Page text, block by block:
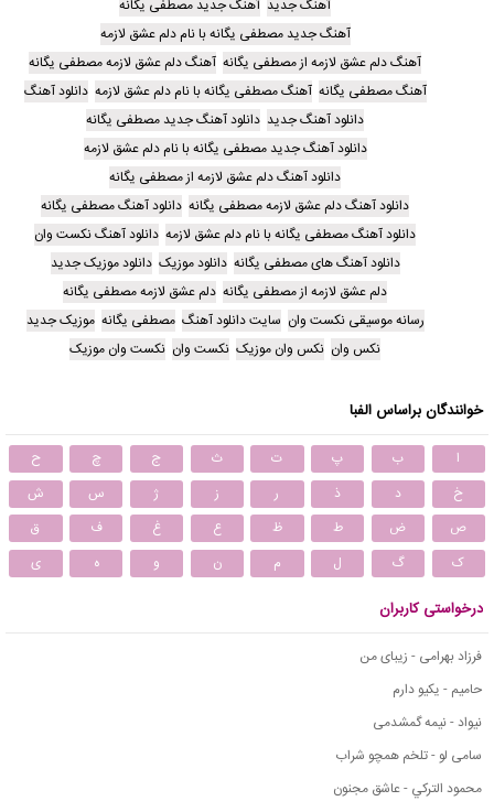
آهنگ جدید آهنگ جدید مصطفی یگانه
آهنگ جدید مصطفی یگانه با نام دلم عشق لازمه
آهنگ دلم عشق لازمه از مصطفی یگانه آهنگ دلم عشق لازمه مصطفی یگانه
آهنگ مصطفی یگانه آهنگ مصطفی یگانه با نام دلم عشق لازمه دانلود آهنگ
دانلود آهنگ جدید دانلود آهنگ جدید مصطفی یگانه
دانلود آهنگ جدید مصطفی یگانه با نام دلم عشق لازمه
دانلود آهنگ دلم عشق لازمه از مصطفی یگانه
دانلود آهنگ دلم عشق لازمه مصطفی یگانه دانلود آهنگ مصطفی یگانه
دانلود آهنگ مصطفی یگانه با نام دلم عشق لازمه دانلود آهنگ نکست وان
دانلود آهنگ های مصطفی یگانه دانلود موزیک دانلود موزیک جدید
دلم عشق لازمه از مصطفی یگانه دلم عشق لازمه مصطفی یگانه
رسانه موسیقی نکست وان سایت دانلود آهنگ مصطفی یگانه موزیک جدید
نکس وان نکس وان موزیک نکست وان نکست وان موزیک
خوانندگان براساس الفبا
ا ب پ ت ث ج چ
ح
خ
د ذ ر ز ژ س
ش
ص
ض ط ظ ع غ ف
ق
ک
گ ل م ن و ه ی
درخواستی کاربران
فرزاد بهرامی - زیبای من
حامیم - یکیو دارم
نیواد - نیمه گمشدمی
سامی لو - تلخم همچو شراب
محمود التركي - عاشق مجنون